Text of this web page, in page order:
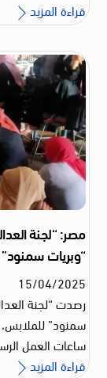
قراءة المزيد
مصر: “لجنة
“وبريات
15/04/2025
رصدت “لجنة
سمنود” للملابس،
ساعات العمل
قراءة المزيد